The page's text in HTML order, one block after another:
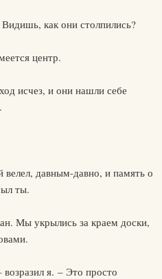
как они столпились?
центр.
исчез, и они нашли себе
давным-давно, и память о
ты.
Мы укрылись за краем доски,
я. – Это просто